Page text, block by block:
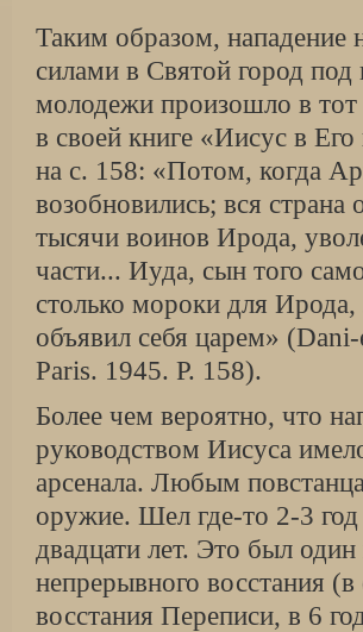
Таким образом,
силами в Святой город под
молодежи произошло в
в своей книге «Иисус в
на с. 158: «Потом, когда
возобновились; вся страна
тысячи воинов Ирода,
части... Иуда, сын того
столько мороки для Ирода,
объявил себя царем»
Paris. 1945. P. 158).
Более чем вероятно, что
руководством Иисуса
арсенала. Любым
оружие. Шел где-то 2-3
двадцати лет. Это был один
непрерывного восстания
восстания Переписи, в 6